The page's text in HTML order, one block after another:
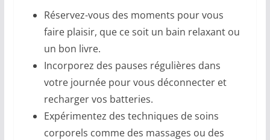
Réservez-vous des moments pour vous
faire plaisir, que ce soit un bain relaxant ou
un bon livre.
Incorporez des pauses régulières dans
votre journée pour vous déconnecter et
recharger vos batteries.
Expérimentez des techniques de soins
corporels comme des massages ou des